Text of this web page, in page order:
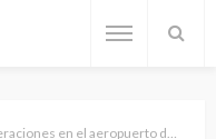
de Cancún al registrar 410 vuelos